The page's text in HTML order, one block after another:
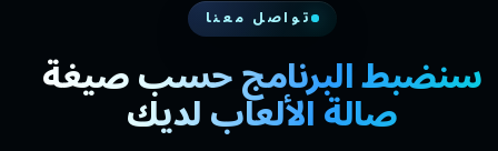
تواصل معنا
سنضبط البرنامج حسب صيغة
صالة الألعاب لديك